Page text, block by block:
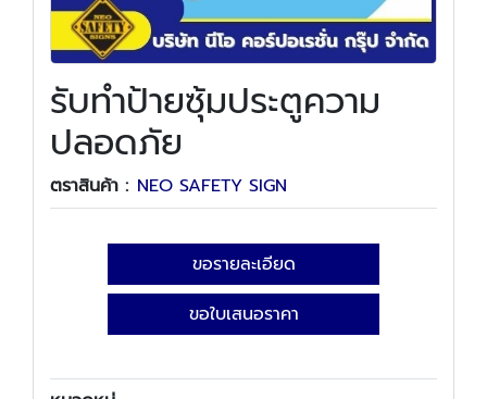
รับทำป้ายซุ้มประตูความ
ปลอดภัย
ตราสินค้า : NEO SAFETY SIGN
ขอรายละเอียด
ขอใบเสนอราคา